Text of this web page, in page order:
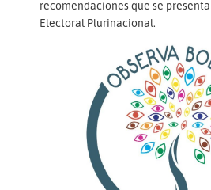
recomendaciones que se
Electoral Plurinacional.